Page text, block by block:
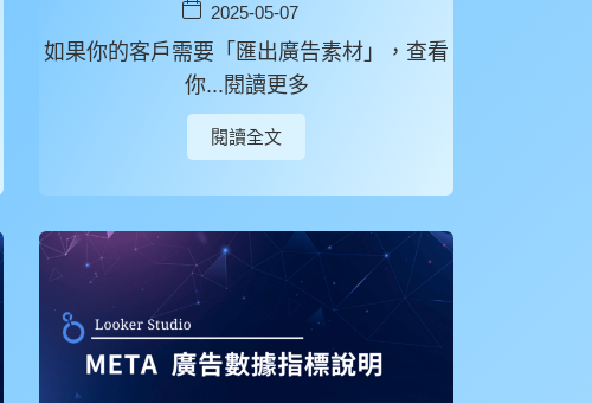
2025-05-07
如果你的客戶需要「匯出廣告素材」，查看
你...閱讀更多
閱讀全文